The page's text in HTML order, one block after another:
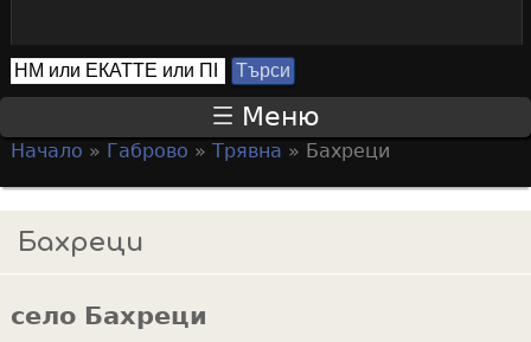
S
e
r
c
h
f
Т
ъ
с
и
Меню
o
u
r
Начало » Габрово » Трявна » Бахреци
Бахреци
село Бахреци